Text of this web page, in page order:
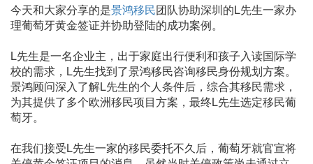
今天和大家分享的是景鸿移民团队协助深圳的L先生一家办
理葡萄牙黄金签证并协助登陆的成功案例。
L先生是一名企业主，出于家庭出行便利和孩子入读国际学
校的需求，L先生找到了景鸿移民咨询移民身份规划方案。
景鸿顾问深入了解L先生的个人条件后，综合其移民需求，
为其提供了多个欧洲移民项目方案，最终L先生选定移民葡
萄牙。
在我们接受L先生一家的移民委托不久后，葡萄牙就官宣将